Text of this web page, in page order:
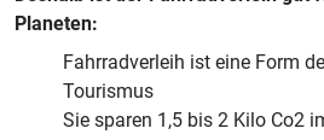
Planeten:
Fahrradverleih ist eine Form
Tourismus
Sie sparen 1,5 bis 2 Kilo Co2